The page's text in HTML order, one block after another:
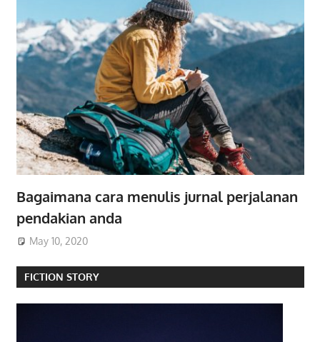
Bagaimana cara menulis jurnal perjalanan
pendakian anda
May 10, 2020
FICTION STORY